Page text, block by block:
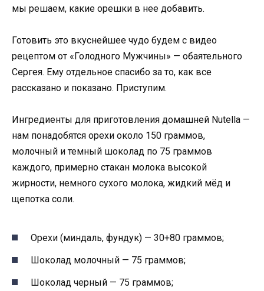
мы решаем, какие орешки в нее добавить.
Готовить это вкуснейшее чудо будем с видео
рецептом от «Голодного Мужчины» — обаятельного
Сергея. Ему отдельное спасибо за то, как все
рассказано и показано. Приступим.
Ингредиенты для приготовления домашней Nutella —
нам понадобятся орехи около 150 граммов,
молочный и темный шоколад по 75 граммов
каждого, примерно стакан молока высокой
жирности, немного сухого молока, жидкий мёд и
щепотка соли.
Орехи (миндаль, фундук) — 30+80 граммов;
Шоколад молочный — 75 граммов;
Шоколад черный — 75 граммов;